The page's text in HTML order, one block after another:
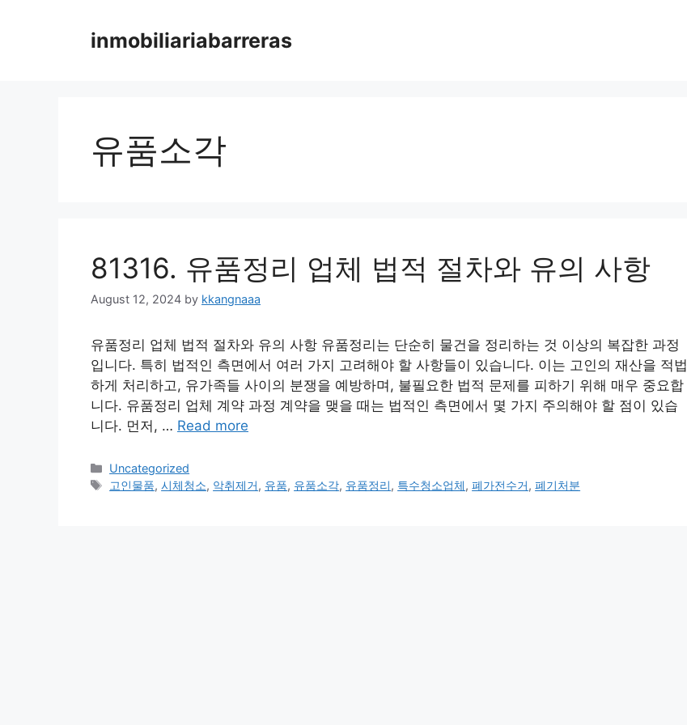
inmobiliariabarreras
유품소각
81316. 유품정리 업체 법적 절차와 유의 사항
August 12, 2024 by kkangnaaa
유품정리 업체 법적 절차와 유의 사항 유품정리는 단순히 물건을 정리하는 것 이상의 복잡한 과정
입니다. 특히 법적인 측면에서 여러 가지 고려해야 할 사항들이 있습니다. 이는 고인의 재산을 적법
하게 처리하고, 유가족들 사이의 분쟁을 예방하며, 불필요한 법적 문제를 피하기 위해 매우 중요합
니다. 유품정리 업체 계약 과정 계약을 맺을 때는 법적인 측면에서 몇 가지 주의해야 할 점이 있습
니다. 먼저, … Read more
Categories
Uncategorized
Tags
고인물품,시체청소, 악취제거, 유품, 유품소각, 유품정리, 특수청소업체,폐가전수거,폐기처분